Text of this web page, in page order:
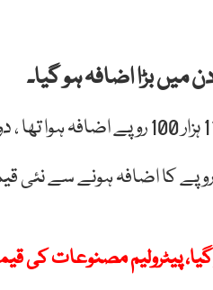
بڑا اضافہ ہو گیا۔
پیٹرولیم مصنوعات کی